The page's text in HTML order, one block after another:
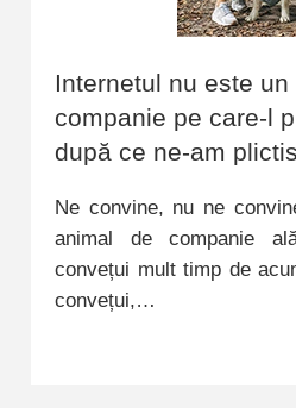
Internetul nu este
companie pe care-l
după ce ne-am
Ne convine, nu ne
animal de companie
convețui mult timp de
convețui,…